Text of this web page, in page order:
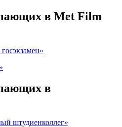
в Met Film
в
штудиенколлег»